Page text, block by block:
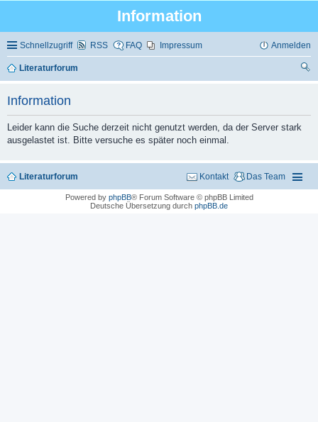
Information
Schnellzugriff RSS FAQ Impressum Anmelden
Literaturforum
Information
Leider kann die Suche derzeit nicht genutzt werden, da der Server stark
ausgelastet ist. Bitte versuche es später noch einmal.
Literaturforum Das Team
Kontakt
Powered by phpBB® Forum Software © phpBB Limited
Deutsche Übersetzung durch phpBB.de